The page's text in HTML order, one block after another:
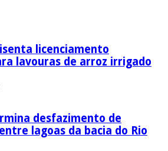
isenta licenciamento
lavouras de arroz irrigado
desfazimento de
lagoas da bacia do Rio